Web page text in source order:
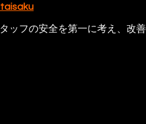
ッフの安全を第一に考え、改